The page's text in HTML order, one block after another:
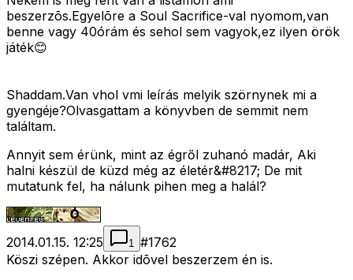
beszerzõs.Egyelõre a Soul Sacrifice-val nyomom,van
benne vagy 40órám és sehol sem vagyok,ez ilyen örök
játék😊
Shaddam.Van vhol vmi leírás melyik szörnynek mi a
gyengéje?Olvasgattam a könyvben de semmit nem
találtam.
Annyit sem érünk, mint az égről zuhanó madár, Aki
halni készül de küzd még az életér&#8217; De mit
mutatunk fel, ha nálunk pihen meg a halál?
2014.01.15. 12:25 1 #1762
Köszi szépen. Akkor idõvel beszerzem én is.